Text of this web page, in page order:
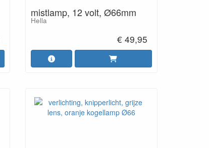
mistlamp, 12 volt, Ø66mm
Hella
€ 49,95